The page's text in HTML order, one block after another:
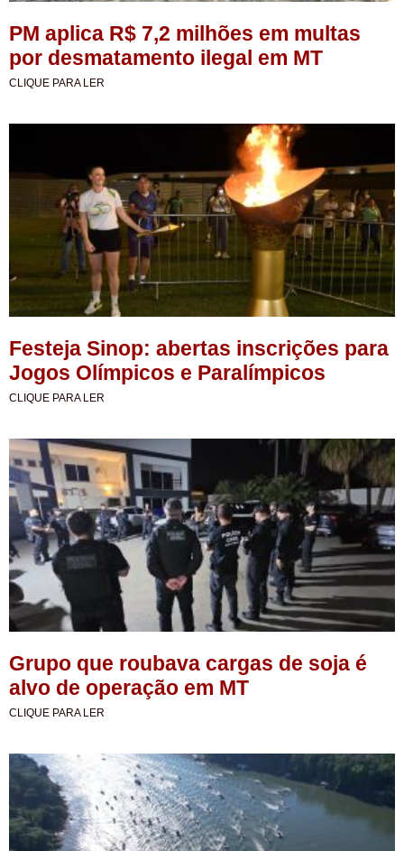
PM aplica R$ 7,2 milhões em multas
por desmatamento ilegal em MT
CLIQUE PARA LER
Festeja Sinop: abertas inscrições para
Jogos Olímpicos e Paralímpicos
CLIQUE PARA LER
Grupo que roubava cargas de soja é
alvo de operação em MT
CLIQUE PARA LER